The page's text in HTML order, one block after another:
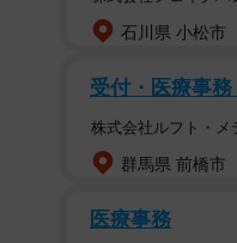
石川県 小松市
受付・医療事
株式会社ルフト・メ
群馬県 前橋市
医療事務